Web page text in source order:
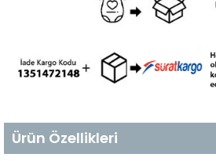
Ürün Özellikleri